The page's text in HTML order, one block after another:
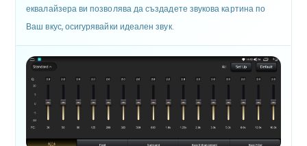
еквалайзера ви позволява да създадете звукова картина по
Ваш вкус, осигурявайки идеален звук.